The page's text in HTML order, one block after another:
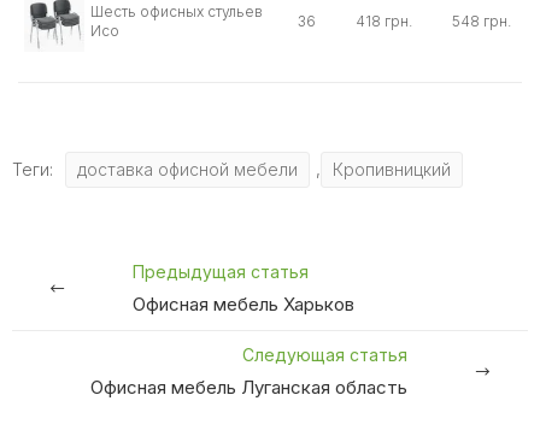
Шесть офисных стульев
Исо
36 418 грн. 548 грн.
Теги: доставка офисной мебели , Кропивницкий
Предыдущая статья
Офисная мебель Харьков
Следующая статья
Офисная мебель Луганская область